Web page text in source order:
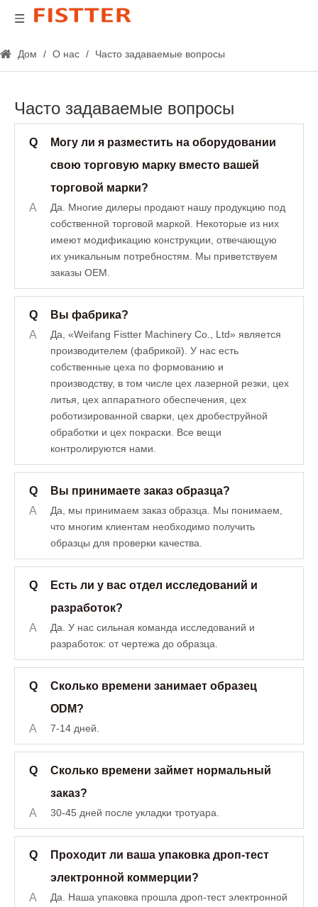
Дом / О нас / Часто задаваемые вопросы
Часто задаваемые вопросы
Q
Могу ли я разместить на оборудовании
свою торговую марку вместо вашей
торговой марки?
A
Да. Многие дилеры продают нашу продукцию под
собственной торговой маркой. Некоторые из них
имеют модификацию конструкции, отвечающую
их уникальным потребностям. Мы приветствуем
заказы OEM.
Q
Вы фабрика?
A
Да, «Weifang Fistter Machinery Co., Ltd» является
производителем (фабрикой). У нас есть
собственные цеха по формованию и
производству, в том числе цех лазерной резки, цех
литья, цех аппаратного обеспечения, цех
роботизированной сварки, цех дробеструйной
обработки и цех покраски. Все вещи
контролируются нами.
Q
Вы принимаете заказ образца?
A
Да, мы принимаем заказ образца. Мы понимаем,
что многим клиентам необходимо получить
образцы для проверки качества.
Q
Есть ли у вас отдел исследований и
разработок?
A
Да. У нас сильная команда исследований и
разработок: от чертежа до образца.
Q
Сколько времени занимает образец
ODM?
A
7-14 дней.
Q
Сколько времени займет нормальный
заказ?
A
30-45 дней после укладки тротуара.
Q
Проходит ли ваша упаковка дроп-тест
электронной коммерции?
A
Да. Наша упаковка прошла дроп-тест электронной